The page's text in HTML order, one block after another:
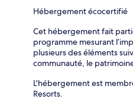
Hébergement écocertifié
Cet hébergement fait
programme mesurant
plusieurs des éléments
communauté, le
L'hébergement est
Resorts.